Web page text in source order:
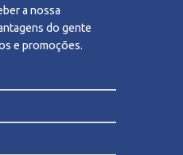
a nossa
do gente
e promoções.